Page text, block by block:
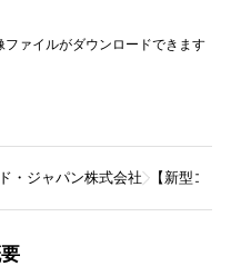
ファイルがダウンロードできます
・ジャパン株式会社 【新型コ